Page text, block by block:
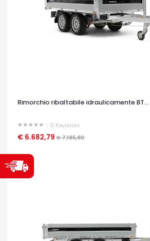
Rimorchio ribaltabile idraulicamente BT...
0 Revisioni
€ 6.682,79 € 7.185,80
OCCHIATA VELOCE